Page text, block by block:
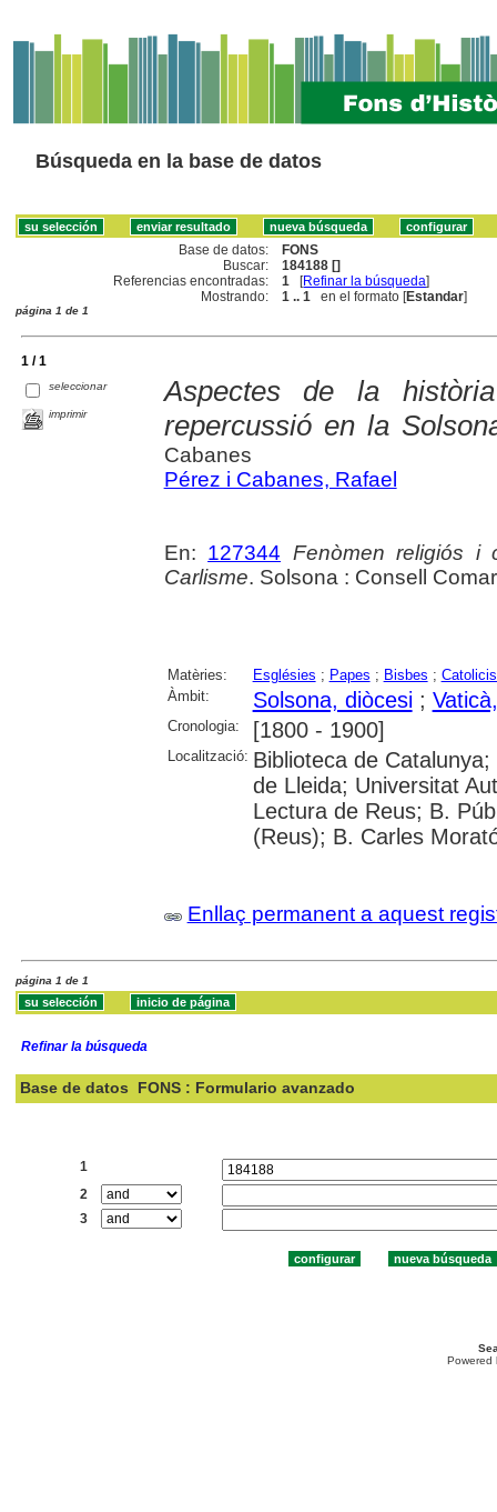
Búsqueda en la base de datos
Base de datos:
FONS
Buscar:
184188 []
Referencias encontradas:
1 [Refinar la búsqueda]
Mostrando:
1 .. 1 en el formato [Estandar]
página 1 de 1
1 / 1
seleccionar
imprimir
Aspectes de la
repercussió en la
Cabanes
Pérez i Cabanes, Rafael
En: 127344 Fenòmen religiós i
Carlisme. Solsona : Consell
Matèries: Esglésies ; Papes ; Bisbes ;
Àmbit:
Solsona, diòcesi;
Cronologia: [1800 - 1900]
Localització: Biblioteca de
de Lleida; Universitat
Lectura de Reus; B.
(Reus); B. Carles
Enllaç permanent a aquest
página 1 de 1
Refinar la búsqueda
Base de datos FONS : Formulario avanzado
1
2
3